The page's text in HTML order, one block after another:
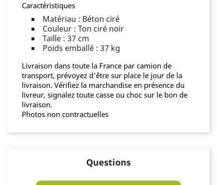
Caractéristiques
Matériau : Béton ciré
Couleur : Ton ciré noir
Taille : 37 cm
Poids emballé : 37 kg
Livraison dans toute la France par camion de
transport, prévoyez d'être sur place le jour de la
livraison. Vérifiez la marchandise en présence du
livreur, signalez toute casse ou choc sur le bon de
livraison.
Photos non contractuelles
Questions